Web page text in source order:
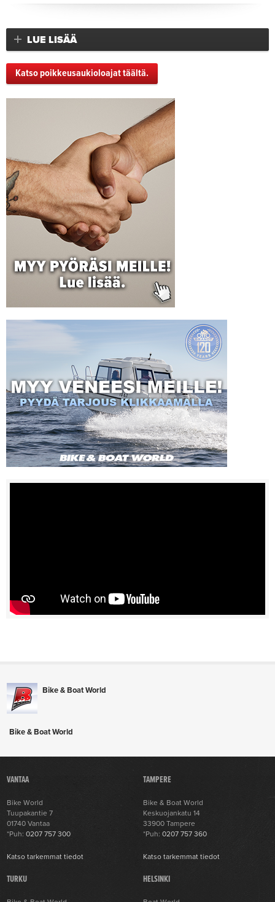
LUE LISÄÄ
Katso poikkeusaukioloajat täältä.
Bike & Boat World
Bike & Boat World
VANTAA
Bike World
Tuupakantie 7
01740 Vantaa
*Puh:0207 757 300
Katso tarkemmat tiedot
TAMPERE
Bike & Boat World
Keskuojankatu 14
33900 Tampere
*Puh:0207 757 360
Katso tarkemmat tiedot
TURKU HELSINKI